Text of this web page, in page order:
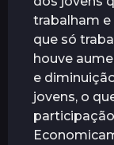
trabalham
que só
houve
e
jovens, o